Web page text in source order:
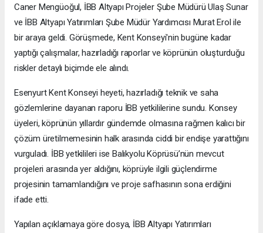
Caner Mengüoğul, İBB Altyapı Projeler Şube Müdürü Ulaş Sunar
ve İBB Altyapı Yatırımları Şube Müdür Yardımcısı Murat Erol ile
bir araya geldi. Görüşmede, Kent Konseyi'nin bugüne kadar
yaptığı çalışmalar, hazırladığı raporlar ve köprünün oluşturduğu
riskler detaylı biçimde ele alındı.
Esenyurt Kent Konseyi heyeti, hazırladığı teknik ve saha
gözlemlerine dayanan raporu İBB yetkililerine sundu. Konsey
üyeleri, köprünün yıllardır gündemde olmasına rağmen kalıcı bir
çözüm üretilmemesinin halk arasında ciddi bir endişe yarattığını
vurguladı. İBB yetkilileri ise Balıkyolu Köprüsü’nün mevcut
projeleri arasında yer aldığını, köprüyle ilgili güçlendirme
projesinin tamamlandığını ve proje safhasının sona erdiğini
ifade etti.
Yapılan açıklamaya göre dosya, İBB Altyapı Yatırımları